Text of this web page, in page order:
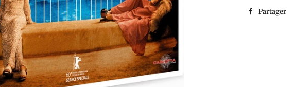
Partager